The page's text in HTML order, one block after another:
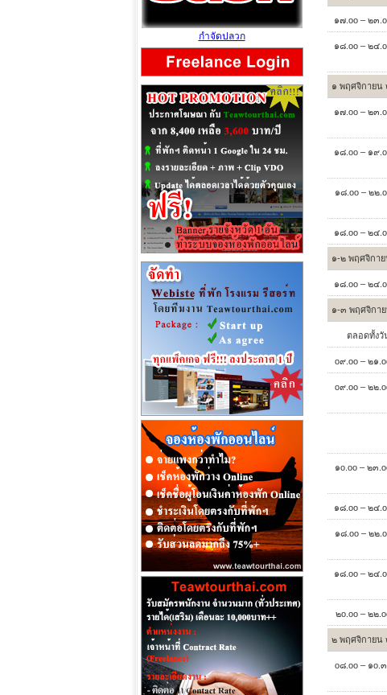
๑๗.oo – ๒๓
๑๘.oo – ๒๔
๑ พฤศจิกายน
๑๗.oo – ๒๓
๑๘.oo – ๑๙
๑๘.oo – ๒๒
๑๘.oo – ๒๔
๑-๒ พฤศจิกา
๑๘.oo – ๒๔
๑-๓ พฤศจิกา
ตลอดทั้งวั
o๙.oo – ๒๑
o๙.oo – ๒๒
๑o.oo – ๒๓
๑๘.oo – ๒๔
๑๘.oo – ๒๒
๑๘.oo – ๒๔
๒o.oo – ๒๒
๒ พฤศจิกายน
o๘.oo – ๑o.๓
กำจัดปลวก